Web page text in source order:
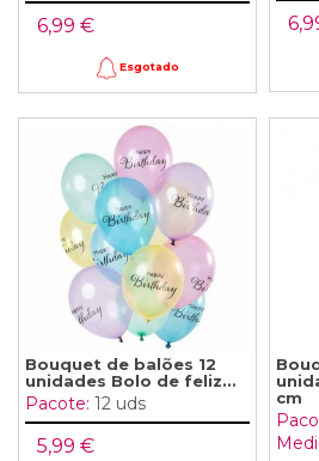
6,99 €
Esgotado
Bouquet de balões 12
unidades Bolo de feliz...
Pacote: 12 uds
5,99 €
cm